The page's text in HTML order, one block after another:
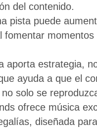
del contenido.
pista puede
fomentar momentos
aporta estrategia,
ayuda a que el
solo se
ofrece música
diseñada para